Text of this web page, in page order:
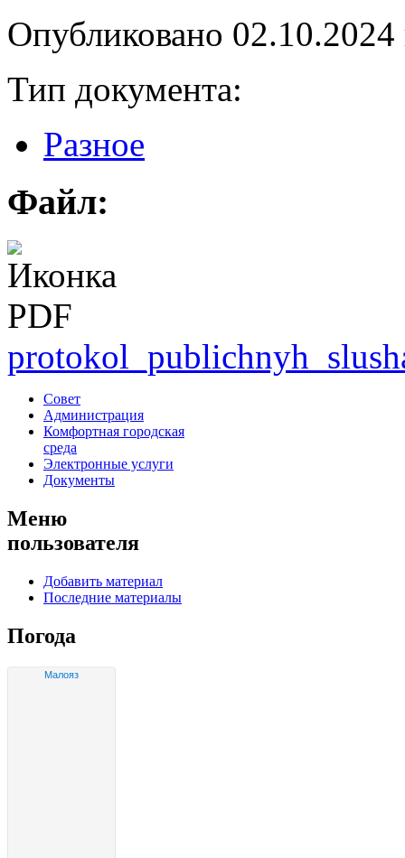
Опубликовано 02.10.2024
Тип документа:
Разное
Файл:
Совет
Администрация
Комфортная городская
среда
Электронные услуги
Документы
Меню
пользователя
Добавить материал
Последние материалы
Погода
Малояз